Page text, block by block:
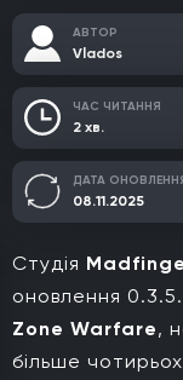
АВТОР
Vlados
ЧАС ЧИТАННЯ
2 хв.
ДАТА
08.11.2025
Студія
оновлення
Zone Warfare,
більше